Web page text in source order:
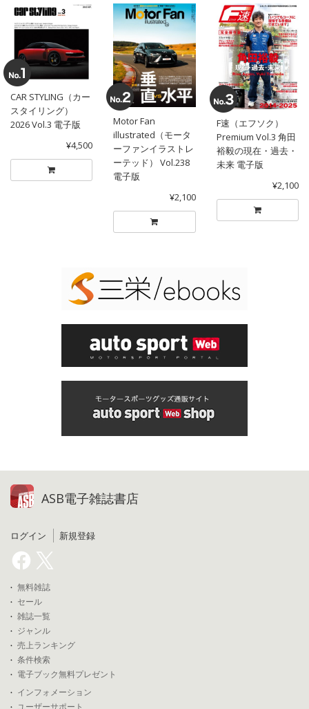
CAR STYLING（カー
スタイリング）
2026 Vol.3 電子版
¥4,500
Motor Fan
illustrated（モータ
ーファンイラストレ
ーテッド） Vol.238
電子版
¥2,100
F速（エフソク）
Premium Vol.3 角田
裕毅の現在・過去・
未来 電子版
¥2,100
ASB電子雑誌書店
ログイン 新規登録
無料雑誌
セール
雑誌一覧
ジャンル
売上ランキング
条件検索
電子ブック無料プレゼント
インフォメーション